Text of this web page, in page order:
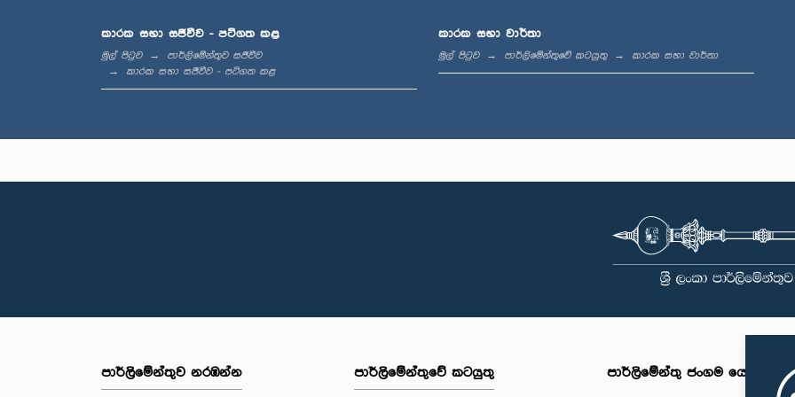
ගරු චන්දන සූරියආරච්චි
සාමාජික
සාමාජික
ගරු කිට්නන් සෙල්වරාජ්
සාමාජික
ගරු නීතිඥ
කාරක සභා සජීවීව - පටිගත කළ
මුල් පිටුව
පාර්ලිමේන්තුව සජීවීව
කාරක සභා සජීවීව - පටිගත කළ
කාරක සභා වාර්තා
මුල් පිටුව පාර්ලිමේන්තුවේ කටයුතු කාරක සභා වාර්තා
පාර්ලි‌මේන්තුව නරඹන්න පාර්ලිමේන්තුවේ කටයුතු පාර්ලිමේන්තු ජංගම යෙදුම